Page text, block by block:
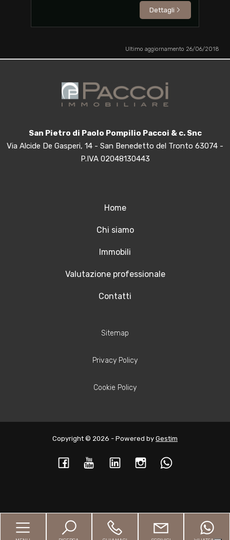
Dettagli
Ultimo aggiornamento 26/06/2018
San Pietro di Paolo Pompilio Paccoi & c. Snc
Via Alcide De Gasperi, 14 - San Benedetto del Tronto 63074 -
P.IVA 02048130443
Home
Chi siamo
Immobili
Valutazione professionale
Contatti
Sitemap
Privacy Policy
Cookie Policy
Copyright © 2026 - Powered by Gestim
Torna su